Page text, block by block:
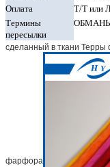
Оплата
Т/Т или
Термины
пересылки
сделанный в ткани Терры
фарфора